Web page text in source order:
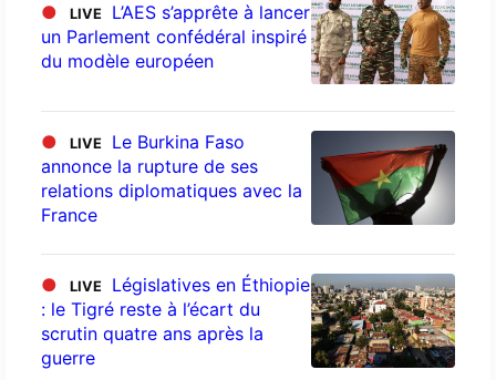
● LIVE
L’AES s’apprête à lancer
un Parlement confédéral inspiré
du modèle européen
● LIVE
Le Burkina Faso
annonce la rupture de ses
relations diplomatiques avec la
France
● LIVE
Législatives en Éthiopie
: le Tigré reste à l’écart du
scrutin quatre ans après la
guerre